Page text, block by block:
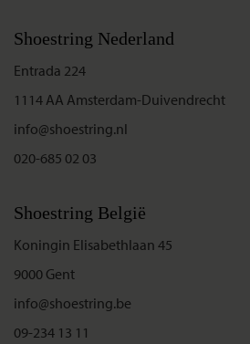
Shoestring Nederland
Entrada 224
1114 AA Amsterdam-Duivendrecht
info@shoestring.nl
020-685 02 03
Shoestring België
Koningin Elisabethlaan 45
9000 Gent
info@shoestring.be
09-234 13 11